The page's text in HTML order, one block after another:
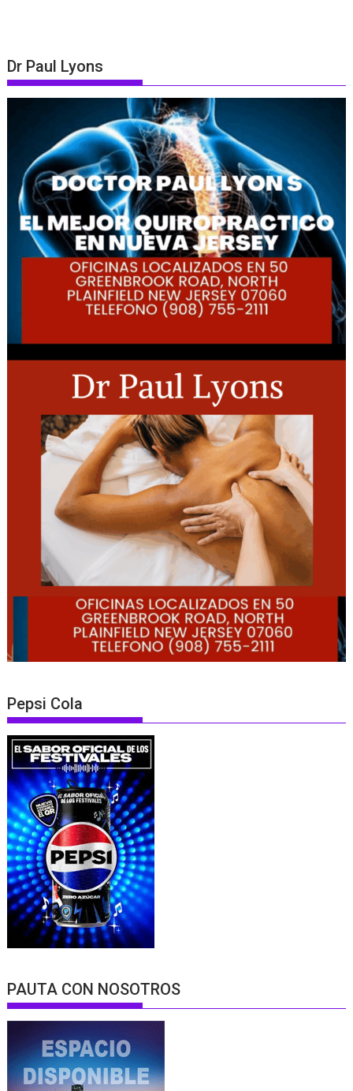
Dr Paul Lyons
Pepsi Cola
PAUTA CON NOSOTROS